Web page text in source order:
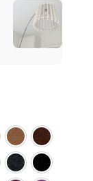
kaneel
antraciet melee
zwart